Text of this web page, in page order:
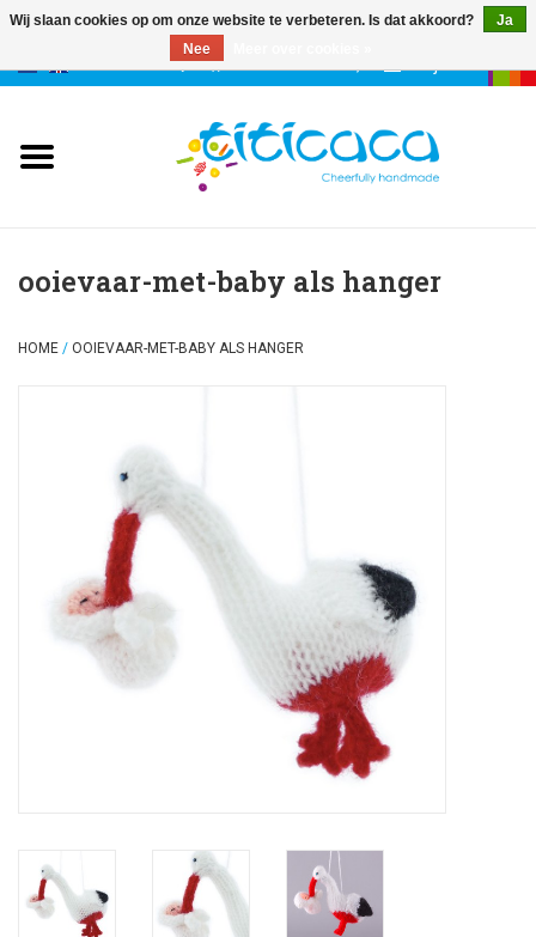
accessoires
nieuw
ooievaar-met-baby als hanger
HOME / OOIEVAAR-MET-BABY ALS HANGER
Wij slaan cookies op om onze website te verbeteren. Is dat akkoord?
Ja
Nee